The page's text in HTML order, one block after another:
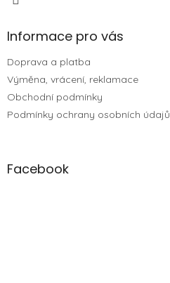
Informace pro vás
Doprava a platba
Výměna, vrácení, reklamace
Obchodní podmínky
Podmínky ochrany osobních údajů
Facebook